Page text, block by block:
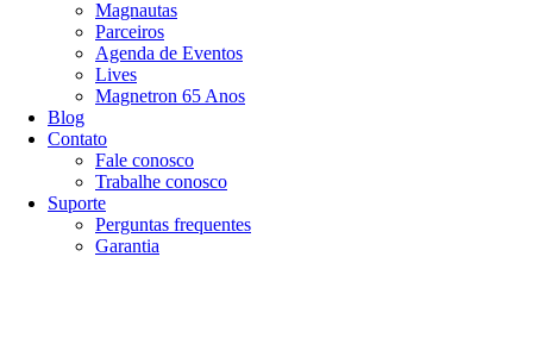
Magnautas
Parceiros
Agenda de Eventos
Lives
Magnetron 65 Anos
Blog
Contato
Fale conosco
Trabalhe conosco
Suporte
Perguntas frequentes
Garantia